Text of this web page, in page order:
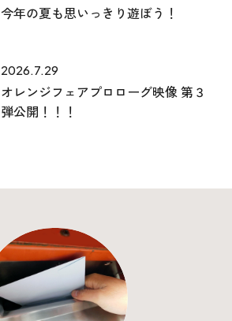
今年の夏も思いっきり遊ぼう！
2026.7.29
オレンジフェアプロローグ映像 第３
弾公開！！！